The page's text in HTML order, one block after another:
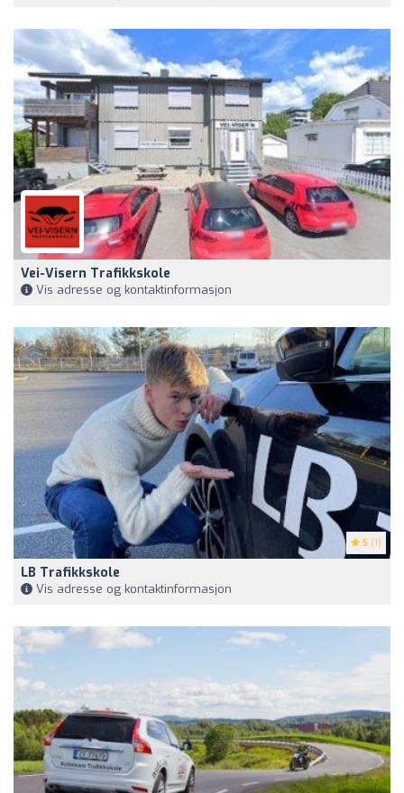
Vei-Visern Trafikkskole
Vis adresse og kontaktinformasjon
5 (1)
LB Trafikkskole
Vis adresse og kontaktinformasjon